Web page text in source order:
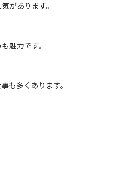
があります。
魅力です。
も多くあります。